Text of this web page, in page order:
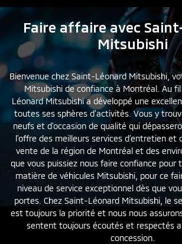
Faire affaire avec
Mitsubishi
Bienvenue chez Saint-Léonard Mitsubishi,
Mitsubishi de confiance à Montréal. Au
Léonard Mitsubishi a développé une
toutes ses sphères d’activités. Vous y
neufset d’occasionde qualité qui
l’offre des meilleurs services d’entretien et
vente de la région de Montréal et des
que vous puissiez nous faire confiance pour
matière de véhicules Mitsubishi, pour ce
niveau de service exceptionnel dès que
portes. Chez Saint-Léonard Mitsubishi, le
est toujours la priorité et nous nous
sentent toujours écoutés et respectés
concession.